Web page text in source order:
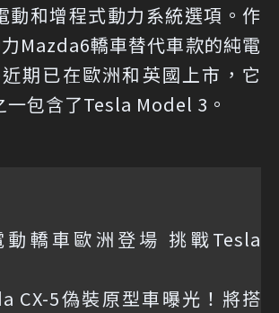
動和增程式動力系統選項。作
Mazda6轎車替代車款的純電
期已在歐洲和英國上市，它
一包含了Tesla Model 3。
動轎車歐洲登場 挑戰Tesla
CX-5偽裝原型車曝光！將搭